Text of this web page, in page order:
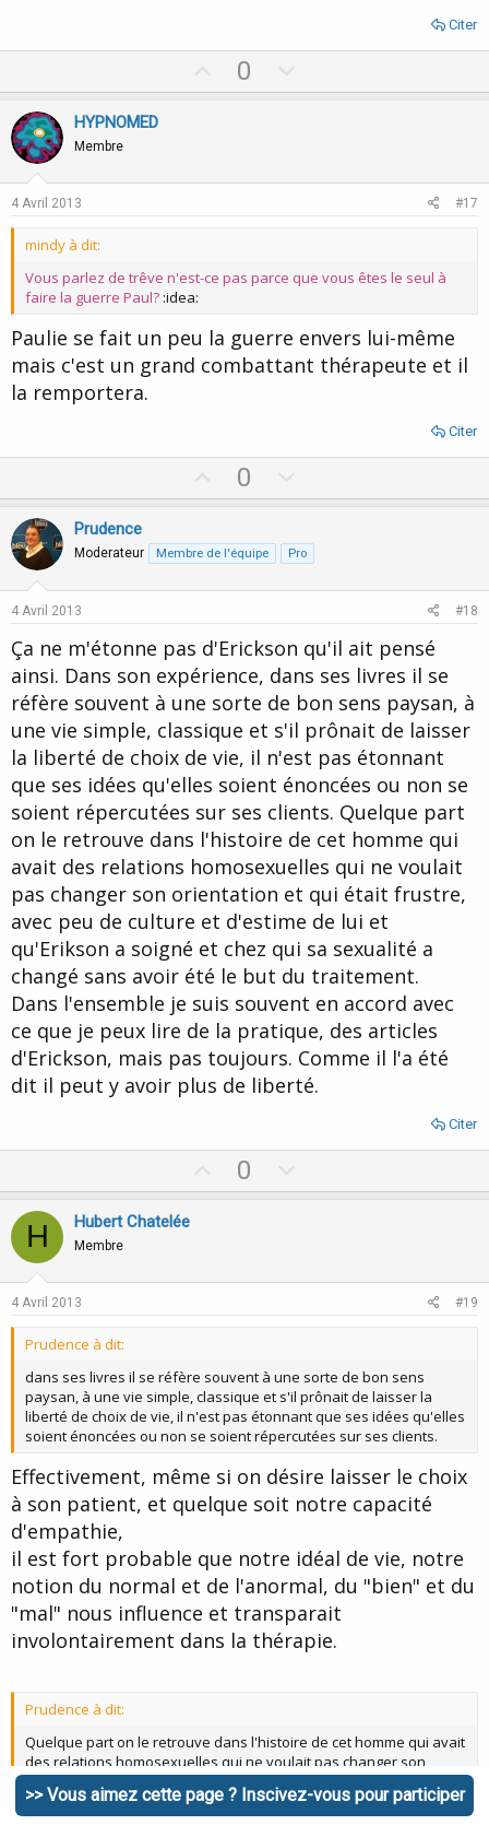
Citer
p
t
0
o
v
HYPNOMED
Membre
4 Avril 2013 #17
mindy à dit:
Vous parlez de trêve n'est-ce pas parce que vous êtes le seul à
faire la guerre Paul? :idea:
Paulie se fait un peu la guerre envers lui-même
mais c'est un grand combattant thérapeute et il
la remportera.
Citer
p
o
0
o
n
e
Prudence
Moderateur Membre de l'équipe Pro
4 Avril 2013 #18
Ça ne m'étonne pas d'Erickson qu'il ait pensé
ainsi. Dans son expérience, dans ses livres il se
réfère souvent à une sorte de bon sens paysan, à
une vie simple, classique et s'il prônait de laisser
la liberté de choix de vie, il n'est pas étonnant
que ses idées qu'elles soient énoncées ou non se
soient répercutées sur ses clients. Quelque part
on le retrouve dans l'histoire de cet homme qui
avait des relations homosexuelles qui ne voulait
pas changer son orientation et qui était frustre,
avec peu de culture et d'estime de lui et
qu'Erikson a soigné et chez qui sa sexualité a
changé sans avoir été le but du traitement.
Dans l'ensemble je suis souvent en accord avec
ce que je peux lire de la pratique, des articles
d'Erickson, mais pas toujours. Comme il l'a été
dit il peut y avoir plus de liberté.
Citer
p
t
0
o
v
H Hubert Chatelée
Membre
4 Avril 2013 #19
Prudence à dit:
dans ses livres il se réfère souvent à une sorte de bon sens
paysan, à une vie simple, classique et s'il prônait de laisser la
liberté de choix de vie, il n'est pas étonnant que ses idées qu'elles
soient énoncées ou non se soient répercutées sur ses clients.
Effectivement, même si on désire laisser le choix
à son patient, et quelque soit notre capacité
d'empathie,
il est fort probable que notre idéal de vie, notre
notion du normal et de l'anormal, du "bien" et du
"mal" nous influence et transparait
involontairement dans la thérapie.
Prudence à dit:
Quelque part on le retrouve dans l'histoire de cet homme qui avait
des relations homosexuelles qui ne voulait pas changer son
lui et qu'Erikson a soigné et chez qui sa sexualité a changé sans
>> Vous aimez cette page ? Inscivez-vous pour participer